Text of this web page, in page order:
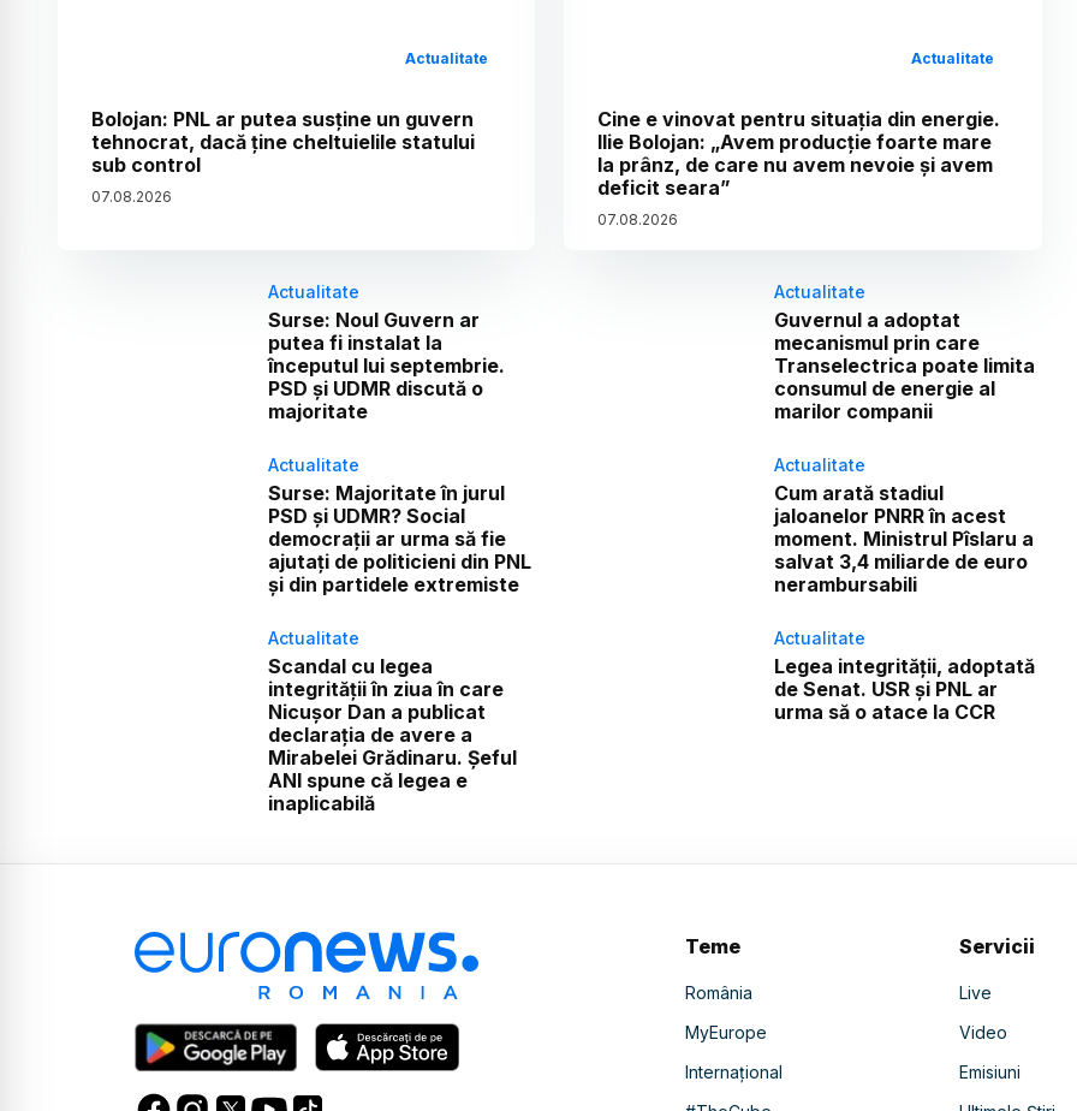
Actualitate
Bolojan: PNL ar putea susține un guvern
tehnocrat, dacă ține cheltuielile statului
sub control
07.08.2026
Actualitate
Cine e vinovat pentru situația din energie.
Ilie Bolojan: „Avem producție foarte mare
la prânz, de care nu avem nevoie și avem
deficit seara”
07.08.2026
Actualitate
Surse: Noul Guvern ar
putea fi instalat la
începutul lui septembrie.
PSD și UDMR discută o
majoritate
Actualitate
Guvernul a adoptat
mecanismul prin care
Transelectrica poate limita
consumul de energie al
marilor companii
Actualitate
Surse: Majoritate în jurul
PSD și UDMR? Social
democrații ar urma să fie
ajutați de politicieni din PNL
și din partidele extremiste
Actualitate
Cum arată stadiul
jaloanelor PNRR în acest
moment. Ministrul Pîslaru a
salvat 3,4 miliarde de euro
nerambursabili
Actualitate
Scandal cu legea
integrității în ziua în care
Nicușor Dan a publicat
declarația de avere a
Mirabelei Grădinaru. Șeful
ANI spune că legea e
inaplicabilă
Actualitate
Legea integrității, adoptată
de Senat. USR și PNL ar
urma să o atace la CCR
Teme
România
MyEurope
Internațional
Servicii
Live
Video
Emisiuni